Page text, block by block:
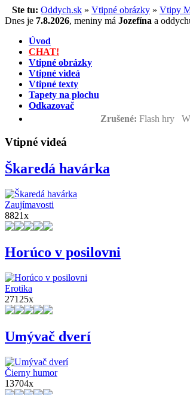
Ste tu: Oddych.sk » Vtipné obrázky » Vtipy
Dnes je 7.8.2026, meniny má Jozefína a
Úvod
CHAT!
Vtipné obrázky
Vtipné videá
Vtipné texty
Tapety na plochu
Odkazovač
Zrušené: Flash hry
Vtipné videá
Škaredá havárka
Zaujímavosti
8821x
Horúco v posilovni
Erotika
27125x
Umývač dverí
Čierny humor
13704x